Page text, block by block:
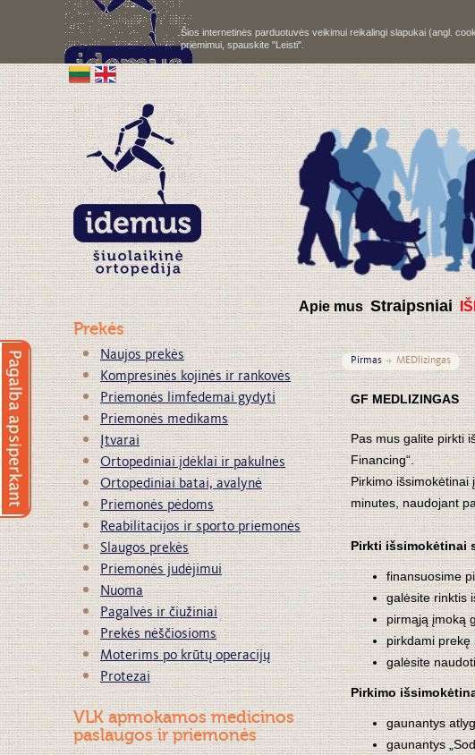
Šios internetinės parduotuvės veikimui reikalingi slapukai (angl.
priėmimui, spauskite "Leisti".
Apie mus Straipsniai
Pirmas MEDlizingas
GF MEDLIZINGAS
Pas mus galite pirkti
Financing“.
Pirkimo
minutes, naudojant
Pirkti išsimokėtinai
finansuosime
galėsite rinktis
pirmąją įmoką
pirkdami prekę
galėsite
Pirkimo
gaunantys
gaunantys
Prekės
Naujos prekės
Kompresinės kojinės ir rankovės
Priemonės limfedemai gydyti
Priemonės medikams
Įtvarai
Ortopediniai įdėklai ir pakulnės
Ortopediniai batai, avalynė
Priemonės pėdoms
Reabilitacijos ir sporto priemonės
Slaugos prekės
Priemonės judėjimui
Nuoma
Pagalvės ir čiužiniai
Prekės nėščiosioms
Moterims po krūtų operacijų
Protezai
VLK apmokamos medicinos
paslaugos ir priemonės